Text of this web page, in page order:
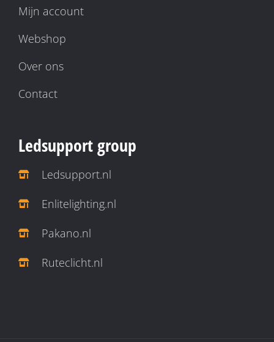
Mijn account
Webshop
Over ons
Contact
Ledsupport group
Ledsupport.nl
Enlitelighting.nl
Pakano.nl
Ruteclicht.nl